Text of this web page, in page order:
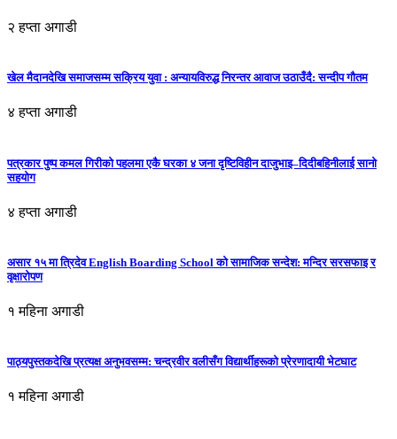
२ हप्ता अगाडी
खेल मैदानदेखि समाजसम्म सक्रिय युवा : अन्यायविरुद्ध निरन्तर आवाज उठाउँदै: सन्दीप गौतम
४ हप्ता अगाडी
पत्रकार पुष्प कमल गिरीको पहलमा एकै घरका ४ जना दृष्टिविहीन दाजुभाइ–दिदीबहिनीलाई सानो
सहयोग
४ हप्ता अगाडी
असार १५ मा त्रिदेव English Boarding School को सामाजिक सन्देश: मन्दिर सरसफाइ र
वृक्षारोपण
१ महिना अगाडी
पाठ्यपुस्तकदेखि प्रत्यक्ष अनुभवसम्म: चन्द्रवीर वलीसँग विद्यार्थीहरूको प्रेरणादायी भेटघाट
१ महिना अगाडी